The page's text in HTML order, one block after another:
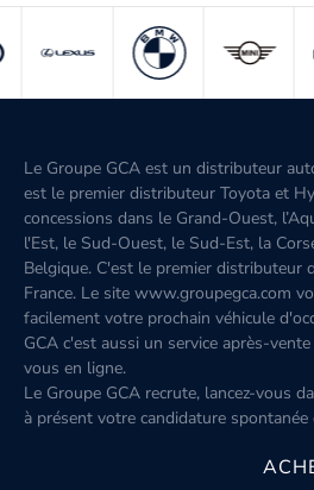
Le Groupe GCA est un distributeur
est le premier distributeur Toyota et
concessions dans le Grand-Ouest,
l'Est, le Sud-Ouest, le Sud-Est, la
Belgique. C'est le premier distributeur
France. Le site www.groupegca.com
facilement votre prochain véhicule
GCA c'est aussi un service après-
vous en ligne.
Le Groupe GCA recrute, lancez-vous
à présent votre candidature spontanée